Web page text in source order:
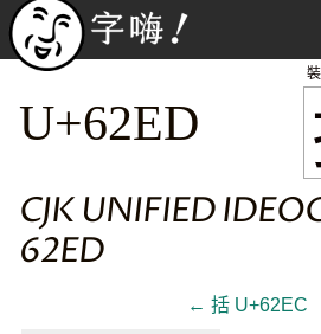
U+62ED
CJK UNIFIED
62ED
← 括 U+62EC